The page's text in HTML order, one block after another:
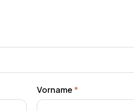
Vorname*
Pflichtfeld